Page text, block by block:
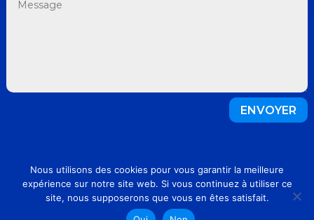
ENVOYER
©Efficien-SSE 2023 |Mentions légales|
Politique de confidentialité
Nous utilisons des cookies pour vous garantir la meilleure
expérience sur notre site web. Si vous continuez à utiliser ce
site, nous supposerons que vous en êtes satisfait.